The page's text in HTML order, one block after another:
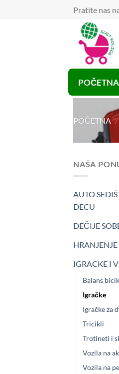
Pratite nas
POČETNA
POČETNA /
NAŠA
AUTO
DECU
DEČIJE
IGRACKE I
Balans
Igračke
Igračke za
Tricikli
Trotineti i
Vozila na
Vozila na